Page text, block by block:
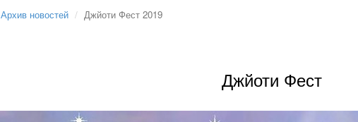
Архив новостей Джйоти Фест 2019
Джйоти Фест